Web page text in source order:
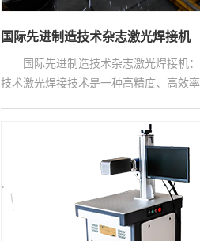
国际先进制造技术杂志激光焊接机
国际先进制造技术杂志激光焊接机
技术激光焊接技术是一种高精度、高效率